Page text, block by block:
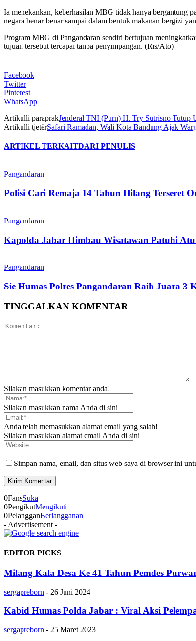
Ia menekankan, keberhasilan MBG tidak hanya bergantung
negara benar-benar sampai dalam bentuk makanan bergizi
Program MBG di Pangandaran sendiri bertujuan
tujuan tersebut tercapai tanpa penyimpangan. (Ris/Ato)
Facebook
Twitter
Pinterest
WhatsApp
Artikulli paraprakJenderal TNI (Purn) H. Try Sutrisno Tutup
Artikulli tjetërSafari Ramadan, Wali Kota Bandung Ajak
ARTIKEL TERKAITDARI PENULIS
Pangandaran
Polisi Cari Remaja 14 Tahun Hilang Terseret
Pangandaran
Kapolda Jabar Himbau Wisatawan Patuhi
Pangandaran
Sie Humas Polres Pangandaran Raih Juara
TINGGALKAN KOMENTAR
Silakan masukkan komentar anda!
Silakan masukkan nama Anda di sini
Anda telah memasukkan alamat email yang salah!
Silakan masukkan alamat email Anda di sini
Simpan nama, email, dan situs web saya di browser ini
0FansSuka
0PengikutMengikuti
0PelangganBerlangganan
- Advertisement -
EDITOR PICKS
Milang Kala Desa Ke 41 Tahun Pemdes
sergapreborn - 26 Juni 2024
Kabid Humas Polda Jabar : Viral Aksi
sergapreborn - 25 Maret 2023